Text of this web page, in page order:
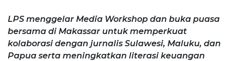
LPS menggelar Media Workshop dan buka puasa
bersama di Makassar untuk memperkuat
kolaborasi dengan jurnalis Sulawesi, Maluku, dan
Papua serta meningkatkan literasi keuangan